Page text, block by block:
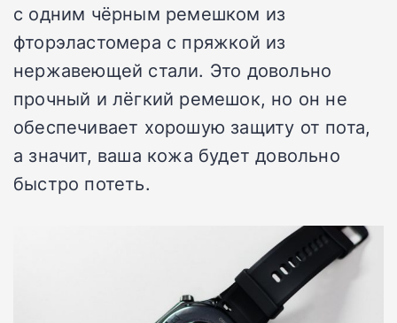
с одним чёрным ремешком из
фторэластомера с пряжкой из
нержавеющей стали. Это довольно
прочный и лёгкий ремешок, но он не
обеспечивает хорошую защиту от пота,
а значит, ваша кожа будет довольно
быстро потеть.